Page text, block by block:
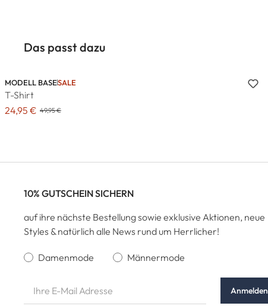
Das passt dazu
MODELL BASESALE
T-Shirt
24,95 € 49,95 €
10% GUTSCHEIN SICHERN
auf ihre nächste Bestellung sowie exklusive Aktionen, neue
Styles & natürlich alle News rund um Herrlicher!
Damenmode Männermode
Anmelden